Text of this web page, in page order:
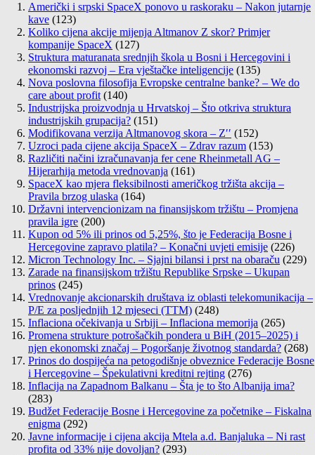
Američki i srpski SpaceX ponovo u raskoraku – Nakon jutarnje
kave (123)
Koliko cijena akcije mijenja Altmanov Z skor? Primjer
kompanije SpaceX (127)
Struktura maturanata srednjih škola u Bosni i Hercegovini i
ekonomski razvoj – Era vještačke inteligencije (135)
Nova poslovna filosofija Evropske centralne banke? – We do
care about profit (140)
Industrijska proizvodnja u Hrvatskoj – Što otkriva struktura
industrijskih grupacija? (151)
Modifikovana verzija Altmanovog skora – Z′′ (152)
Uzroci pada cijene akcija SpaceX – Zdrav razum (153)
Različiti načini izračunavanja fer cene Rheinmetall AG –
Hijerarhija metoda vrednovanja (161)
SpaceX kao mjera fleksibilnosti američkog tržišta akcija –
Pravila brzog ulaska (164)
Državni intervencionizam na finansijskom tržištu – Promjena
pravila igre (200)
Kupon od 5% ili prinos od 5,25%, što je Federacija Bosne i
Hercegovine zapravo platila? – Konačni uvjeti emisije (226)
Micron Technology Inc. – Sjajni bilansi i prst na obaraču (229)
Zarade na finansijskom tržištu Republike Srpske – Ukupan
prinos (245)
Vrednovanje akcionarskih društava iz oblasti telekomunikacija –
P/E za posljednjih 12 mjeseci (TTM) (248)
Inflaciona očekivanja u Srbiji – Inflaciona memorija (265)
Promena strukture potrošačkih pondera u BiH (2015–2025) i
njen ekonomski značaj – Pogoršanje životnog standarda? (268)
Prinos do dospijeća na petogodišnje obveznice Federacije Bosne
i Hercegovine – Špekulativni kreditni rejting (276)
Inflacija na Zapadnom Balkanu – Šta je to što Albanija ima?
(283)
Budžet Federacije Bosne i Hercegovine za početnike – Fiskalna
enigma (292)
Javne informacije i cijena akcija Mtela a.d. Banjaluka – Ni rast
profita od 33% nije dovoljan? (293)